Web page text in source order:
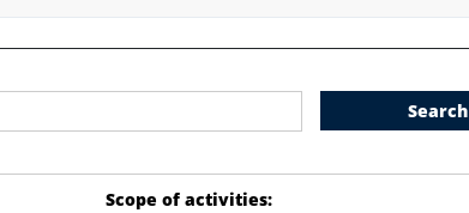
Search
Scope of activities: